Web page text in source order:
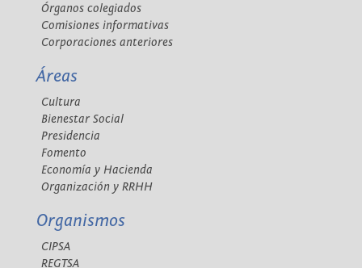
Órganos colegiados
Comisiones informativas
Corporaciones anteriores
Áreas
Cultura
Bienestar Social
Presidencia
Fomento
Economía y Hacienda
Organización y RRHH
Organismos
CIPSA
REGTSA